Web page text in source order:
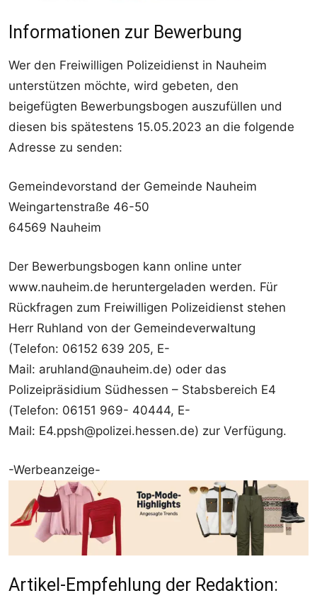
Informationen zur Bewerbung
Wer den Freiwilligen Polizeidienst in Nauheim
unterstützen möchte, wird gebeten, den
beigefügten Bewerbungsbogen auszufüllen und
diesen bis spätestens 15.05.2023 an die folgende
Adresse zu senden:
Gemeindevorstand der Gemeinde Nauheim
Weingartenstraße 46-50
64569 Nauheim
Der Bewerbungsbogen kann online unter
www.nauheim.de heruntergeladen werden. Für
Rückfragen zum Freiwilligen Polizeidienst stehen
Herr Ruhland von der Gemeindeverwaltung
(Telefon: 06152 639 205, E-
Mail: aruhland@nauheim.de) oder das
Polizeipräsidium Südhessen – Stabsbereich E4
(Telefon: 06151 969- 40444, E-
Mail: E4.ppsh@polizei.hessen.de) zur Verfügung.
-Werbeanzeige-
Artikel-Empfehlung der Redaktion: